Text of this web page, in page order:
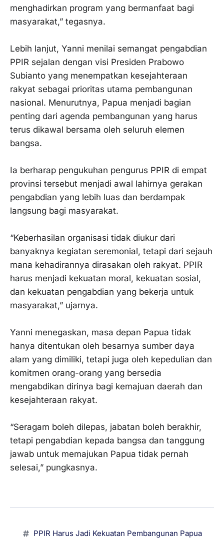
menghadirkan program yang bermanfaat bagi
masyarakat,” tegasnya.
‎Lebih lanjut, Yanni menilai semangat pengabdian
PPIR sejalan dengan visi Presiden Prabowo
Subianto yang menempatkan kesejahteraan
rakyat sebagai prioritas utama pembangunan
nasional. Menurutnya, Papua menjadi bagian
penting dari agenda pembangunan yang harus
terus dikawal bersama oleh seluruh elemen
bangsa.
‎Ia berharap pengukuhan pengurus PPIR di empat
provinsi tersebut menjadi awal lahirnya gerakan
pengabdian yang lebih luas dan berdampak
langsung bagi masyarakat.
‎“Keberhasilan organisasi tidak diukur dari
banyaknya kegiatan seremonial, tetapi dari sejauh
mana kehadirannya dirasakan oleh rakyat. PPIR
harus menjadi kekuatan moral, kekuatan sosial,
dan kekuatan pengabdian yang bekerja untuk
masyarakat,” ujarnya.
‎Yanni menegaskan, masa depan Papua tidak
hanya ditentukan oleh besarnya sumber daya
alam yang dimiliki, tetapi juga oleh kepedulian dan
komitmen orang-orang yang bersedia
mengabdikan dirinya bagi kemajuan daerah dan
kesejahteraan rakyat.
‎“Seragam boleh dilepas, jabatan boleh berakhir,
tetapi pengabdian kepada bangsa dan tanggung
jawab untuk memajukan Papua tidak pernah
selesai,” pungkasnya.
PPIR Harus Jadi Kekuatan Pembangunan Papua